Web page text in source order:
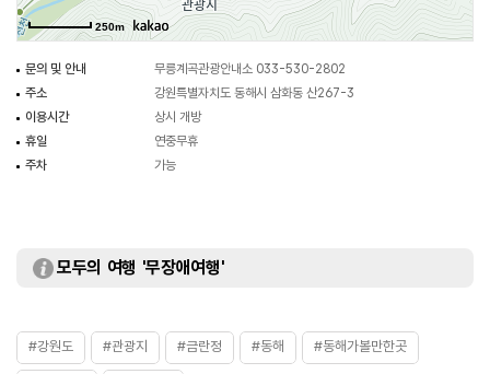
250m
문의 및 안내
무릉계곡관광안내소 033-530-2802
주소
강원특별자치도 동해시 삼화동 산267-3
이용시간
상시 개방
휴일
연중무휴
주차
가능
모두의 여행 '무장애여행'
#강원도 #관광지 #금란정 #동해 #동해가볼만한곳